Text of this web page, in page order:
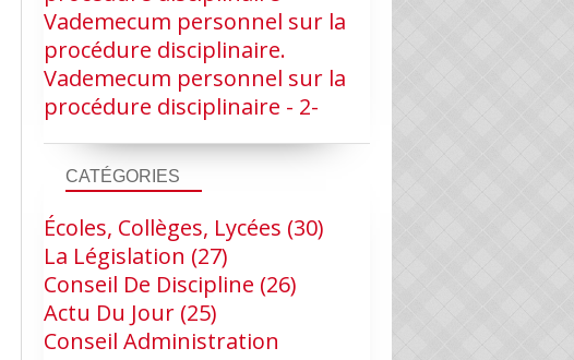
Vademecum personnel sur la
procédure disciplinaire.
Vademecum personnel sur la
procédure disciplinaire - 2-
CATÉGORIES
Écoles, Collèges, Lycées (30)
La Législation (27)
Conseil De Discipline (26)
Actu Du Jour (25)
Conseil Administration